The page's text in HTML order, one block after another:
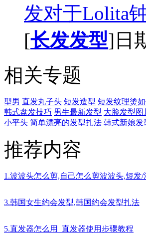
发对于Lolita
[长发发型]日
相关专题
型男 直发丸子头 短发造型 短发纹理烫
韩式盘发技巧 男生最新发型 大脸发型图
小平头 简单漂亮的发型扎法 韩式新娘发
推荐内容
1.波波头怎么剪,自己怎么剪波波头,短发/
3.韩国女生约会发型,韩国约会发型扎法
5.直发器怎么用_直发器使用步骤教程